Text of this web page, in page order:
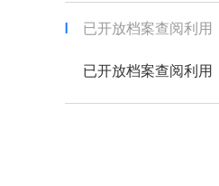
已开放档案查阅利用
已开放档案查阅利用